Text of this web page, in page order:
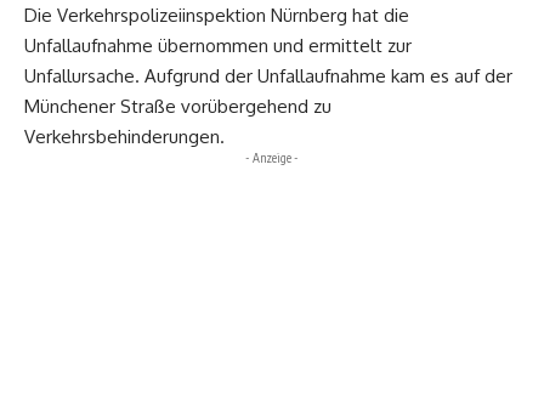
Die Verkehrspolizeiinspektion Nürnberg hat die
Unfallaufnahme übernommen und ermittelt zur
Unfallursache. Aufgrund der Unfallaufnahme kam es auf der
Münchener Straße vorübergehend zu
Verkehrsbehinderungen.
- Anzeige -